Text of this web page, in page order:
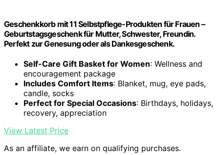
Geschenkkorb mit 11 Selbstpflege-Produkten für Frauen –
Geburtstagsgeschenk für Mutter, Schwester, Freundin.
Perfekt zur Genesung oder als Dankesgeschenk.
Self-Care Gift Basket for Women: Wellness and
encouragement package
Includes Comfort Items: Blanket, mug, eye pads,
candle, socks
Perfect for Special Occasions: Birthdays, holidays,
recovery, appreciation
View Latest Price
As an affiliate, we earn on qualifying purchases.